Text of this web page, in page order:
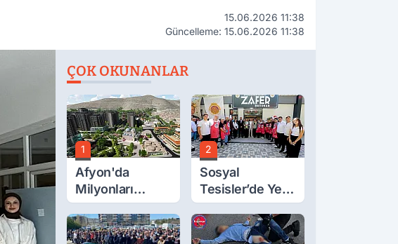
15.06.2026 11:38
Güncelleme: 15.06.2026 11:38
ÇOK OKUNANLAR
1
Afyon'da
Milyonları
İlgilendiren
Açıklama! Tarih
Netleşti!
2
Sosyal
Tesisler’de Yeni
Tarife Belli Oldu